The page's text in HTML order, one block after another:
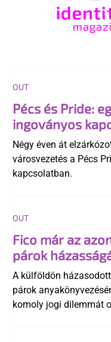
Pécs és Pride:
ingoványos
története
Négy éven át
városvezetés a Pécs
kapcsolatban.
OUT
Fico már az
párok
A külföldön
párok
komoly jogi dilemmát
OUT